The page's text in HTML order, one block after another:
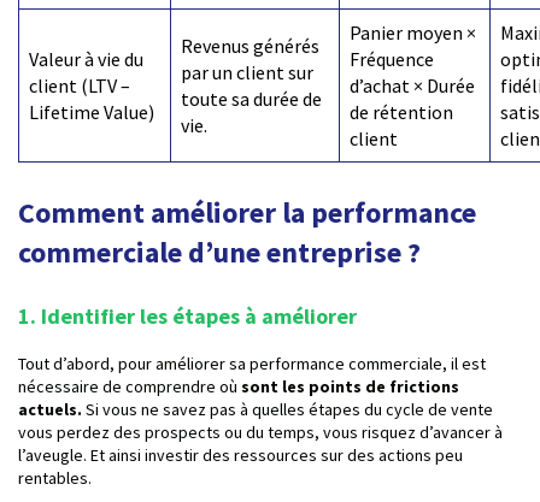
Valeur à vie du
client (LTV –
Lifetime Value)
Revenus générés
par un client sur
toute sa durée de
vie.
Panier moyen ×
Fréquence
d’achat × Durée
de rétention
client
Comment améliorer la performance
commerciale d’une entreprise ?
1. Identifier les étapes à améliorer
Tout d’abord, pour améliorer sa performance commerciale, il est
nécessaire de comprendre où sont les points de frictions
actuels. Si vous ne savez pas à quelles étapes du cycle de vente
vous perdez des prospects ou du temps, vous risquez d’avancer à
l’aveugle. Et ainsi investir des ressources sur des actions peu
rentables.